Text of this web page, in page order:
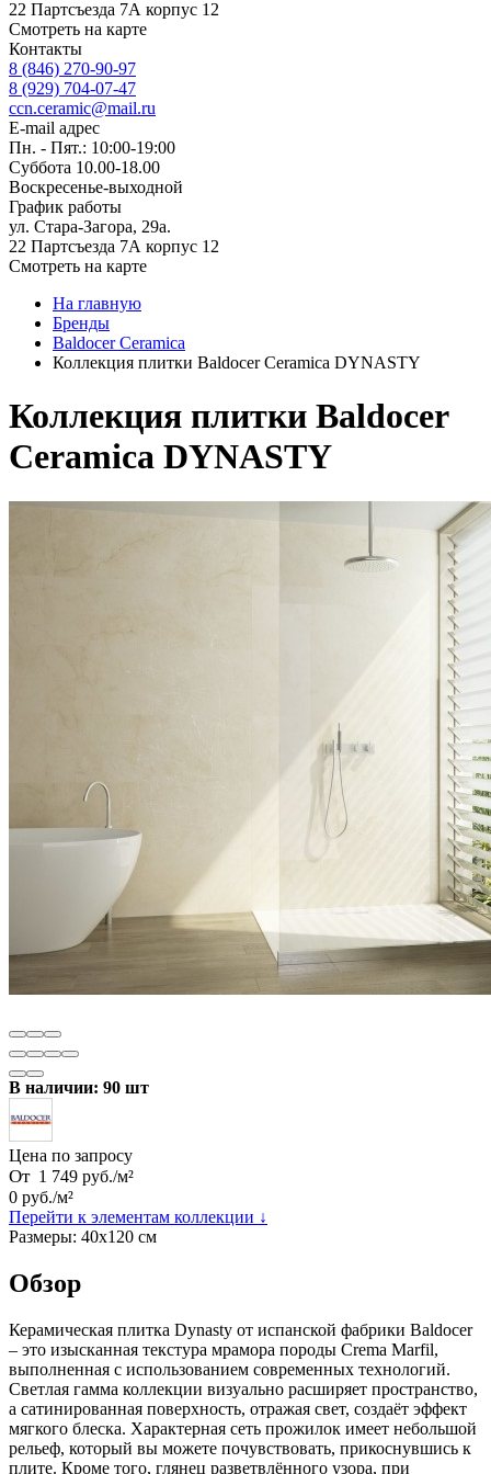
22 Партсъезда 7А корпус 12
Смотреть на карте
Контакты
8 (846) 270-90-97
8 (929) 704-07-47
ccn.ceramic@mail.ru
E-mail адрес
Пн. - Пят.: 10:00-19:00
Суббота 10.00-18.00
Воскресенье-выходной
График работы
ул. Стара-Загора, 29а.
22 Партсъезда 7А корпус 12
Смотреть на карте
На главную
Бренды
Baldocer Ceramica
Коллекция плитки Baldocer Ceramica DYNASTY
Коллекция плитки Baldocer
Ceramica DYNASTY
В наличии: 90 шт
Цена по запросу
От 1 749 руб./м²
0 руб./м²
Перейти к элементам коллекции ↓
Размеры: 40х120 см
Обзор
Керамическая плитка Dynasty от испанской фабрики Baldocer
– это изысканная текстура мрамора породы Crema Marfil,
выполненная с использованием современных технологий.
Светлая гамма коллекции визуально расширяет пространство,
а сатинированная поверхность, отражая свет, создаёт эффект
мягкого блеска. Характерная сеть прожилок имеет небольшой
рельеф, который вы можете почувствовать, прикоснувшись к
плите. Кроме того, глянец разветвлённого узора, при